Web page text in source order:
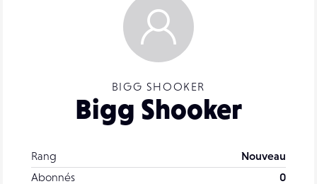
BIGG SHOOKER
Bigg Shooker
Rang
Nouveau
Abonnés
0